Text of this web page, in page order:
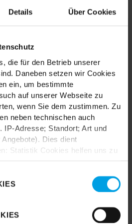
Details Über Cookies
die für den Betrieb unserer
Daneben setzen wir Cookies
ein, um bestimmte
auf unserer Webseite zu
wenn Sie dem zustimmen. Zu
neben technischen auch
IP-Adresse; Standort; Art und
Dies dient
Statistik Cookies helfen uns zu
Zwecke auszuwerten.
uns, Ihnen personalisierte
Media-Cookies ermöglichen
Netzwerken aufzubauen,
HAPPY
STORES
Portion Inspiration und Kreativität?
alle Trendhopper Möbel, Stoffe und
Karte laden